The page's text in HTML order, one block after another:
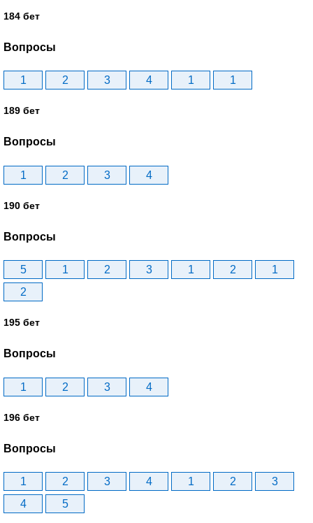
184 бет
Вопросы
1 2 3 4 1 1
189 бет
Вопросы
1 2 3 4
190 бет
Вопросы
5 1 2 3 1 2
1
2
195 бет
Вопросы
1 2 3 4
196 бет
Вопросы
1 2 3 4 1 2
3
4
5